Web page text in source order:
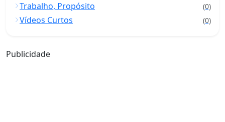
Trabalho, Propósito (0)
Vídeos Curtos (0)
Publicidade